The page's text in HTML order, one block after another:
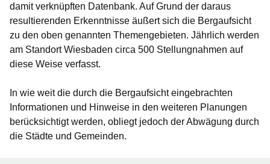
damit verknüpften Datenbank. Auf Grund der daraus
resultierenden Erkenntnisse äußert sich die Bergaufsicht
zu den oben genannten Themengebieten. Jährlich werden
am Standort Wiesbaden circa 500 Stellungnahmen auf
diese Weise verfasst.
In wie weit die durch die Bergaufsicht eingebrachten
Informationen und Hinweise in den weiteren Planungen
berücksichtigt werden, obliegt jedoch der Abwägung durch
die Städte und Gemeinden.